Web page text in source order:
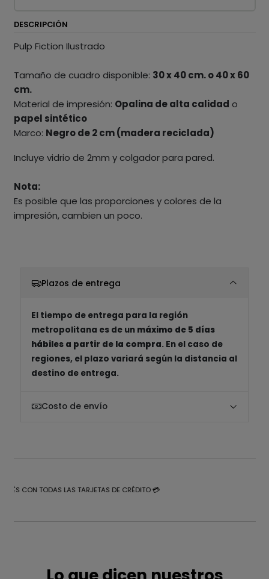
DESCRIPCIÓN
Pulp Fiction Ilustrado
Tamaño de cuadro disponible: 30 x 40 cm. o 40 x 60
cm.
Material de impresión: Opalina de alta calidad o
papel sintético
Marco: Negro de 2 cm (madera reciclada)
Incluye vidrio de 2mm y colgador para pared.
Nota:
Es posible que las proporciones y colores de la
impresión, cambien un poco.
Plazos de entrega
El tiempo de entrega para la región
metropolitana es de un máximo de 5 días
hábiles a partir de la compra. En el caso de
regiones, el plazo variará según la distancia al
destino de entrega.
Costo de envío
CON TODAS LAS TARJETAS DE CRÉDITO 💳